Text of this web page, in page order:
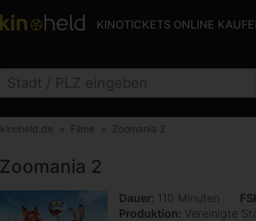
KINOTICKETS ONLINE
kinoheld.de Filme Zoomania 2
Zoomania 2
Dauer 110 Minuten
Produktion Vereinigte